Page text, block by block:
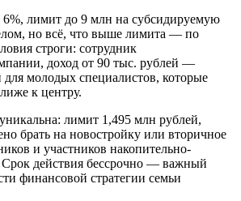
лимит до 9 млн на субсидируемую
но всё, что выше лимита — по
строги: сотрудник
доход от 90 тыс. рублей —
молодых специалистов, которые
к центру.
лимит 1,495 млн рублей,
брать на новостройку или вторичное
и участников накопительно-
действия бессрочно — важный
финансовой стратегии семьи